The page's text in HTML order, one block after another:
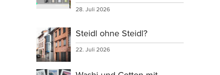
28. Juli 2026
Steidl ohne Steidl?
22. Juli 2026